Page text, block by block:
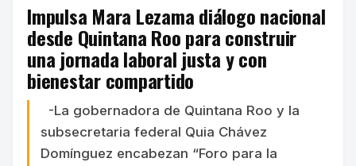
Impulsa Mara Lezama diálogo nacional
desde Quintana Roo para construir
una jornada laboral justa y con
bienestar compartido
-La gobernadora de Quintana Roo y la
subsecretaria federal Quia Chávez
Domínguez encabezan “Foro para la